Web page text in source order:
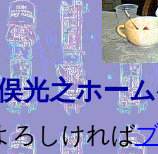
光之ホー
ろしければ